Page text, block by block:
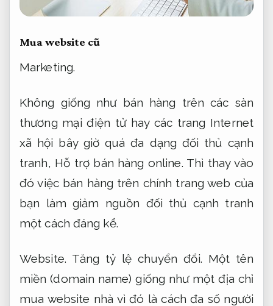
Mua website cũ
Marketing.
Không giống như bán hàng trên các sàn
thương mại điện tử hay các trang Internet
xã hội bây giờ quá đa dạng đối thủ cạnh
tranh, Hỗ trợ bán hàng online. Thì thay vào
đó việc bán hàng trên chính trang web của
bạn làm giảm nguồn đối thủ cạnh tranh
một cách đáng kể.
Website. Tăng tỷ lệ chuyển đổi. Một tên
miền (domain name) giống như một địa chỉ
mua website nhà vì đó là cách đa số người